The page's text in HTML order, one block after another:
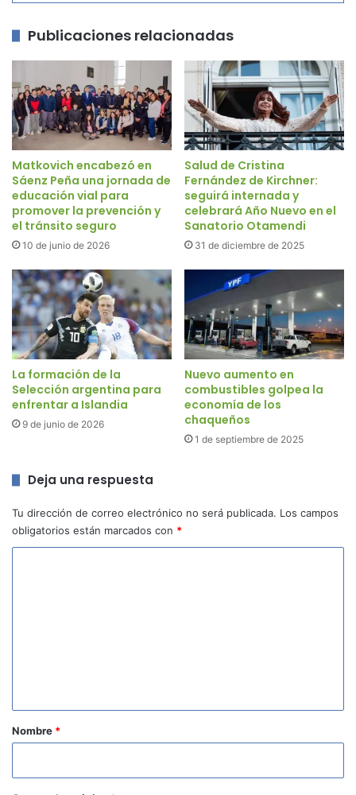
Publicaciones relacionadas
Matkovich encabezó en
Sáenz Peña una jornada de
educación vial para
promover la prevención y
el tránsito seguro
10 de junio de 2026
Salud de Cristina
Fernández de Kirchner:
seguirá internada y
celebrará Año Nuevo en el
Sanatorio Otamendi
31 de diciembre de 2025
La formación de la
Selección argentina para
enfrentar a Islandia
9 de junio de 2026
Nuevo aumento en
combustibles golpea la
economía de los
chaqueños
1 de septiembre de 2025
Deja una respuesta
Tu dirección de correo electrónico no será publicada. Los campos
obligatorios están marcados con *
r
o
Nombre *